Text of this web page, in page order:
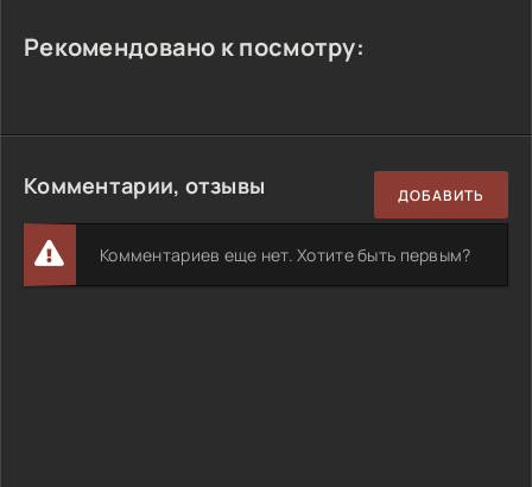
Рекомендовано к посмотру:
Комментарии, отзывы ДОБАВИТЬ
Комментариев еще нет. Хотите быть первым?